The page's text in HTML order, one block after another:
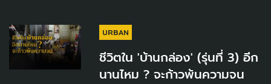
URBAN
ชีวิตใน 'บ้านกล่อง' (รุ่นที่ 3) อีก
นานไหม ? จะก้าวพ้นความจน